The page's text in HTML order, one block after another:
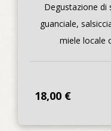
Degustazione di
guanciale,
18,00 €